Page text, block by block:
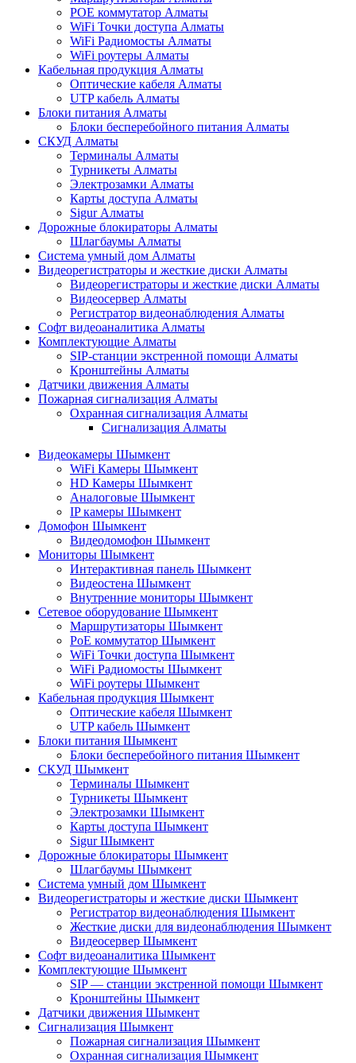
POE коммутатор Алматы
WiFi Точки доступа Алматы
WiFi Радиомосты Алматы
WiFi роутеры Алматы
Кабельная продукция Алматы
Оптические кабеля Алматы
UTP кабель Алматы
Блоки питания Алматы
Блоки бесперебойного питания Алматы
СКУД Алматы
Терминалы Алматы
Турникеты Алматы
Электрозамки Алматы
Карты доступа Алматы
Sigur Алматы
Дорожные блокираторы Алматы
Шлагбаумы Алматы
Система умный дом Алматы
Видеорегистраторы и жесткие диски Алматы
Видеорегистраторы и жесткие диски Алматы
Видеосервер Алматы
Регистратор видеонаблюдения Алматы
Софт видеоаналитика Алматы
Комплектующие Алматы
SIP-станции экстренной помощи Алматы
Кронштейны Алматы
Датчики движения Алматы
Пожарная сигнализация Алматы
Охранная сигнализация Алматы
Сигнализация Алматы
Видеокамеры Шымкент
WiFi Камеры Шымкент
HD Камеры Шымкент
Аналоговые Шымкент
IP камеры Шымкент
Домофон Шымкент
Видеодомофон Шымкент
Мониторы Шымкент
Интерактивная панель Шымкент
Видеостена Шымкент
Внутренние мониторы Шымкент
Сетевое оборудование Шымкент
Маршрутизаторы Шымкент
PoE коммутатор Шымкент
WiFi Точки доступа Шымкент
WiFi Радиомосты Шымкент
WiFi роутеры Шымкент
Кабельная продукция Шымкент
Оптические кабеля Шымкент
UTP кабель Шымкент
Блоки питания Шымкент
Блоки бесперебойного питания Шымкент
СКУД Шымкент
Терминалы Шымкент
Турникеты Шымкент
Электрозамки Шымкент
Карты доступа Шымкент
Sigur Шымкент
Дорожные блокираторы Шымкент
Шлагбаумы Шымкент
Система умный дом Шымкент
Видеорегистраторы и жесткие диски Шымкент
Регистратор видеонаблюдения Шымкент
Жесткие диски для видеонаблюдения Шымкент
Видеосервер Шымкент
Софт видеоаналитика Шымкент
Комплектующие Шымкент
SIP — станции экстренной помощи Шымкент
Кронштейны Шымкент
Датчики движения Шымкент
Сигнализация Шымкент
Пожарная сигнализация Шымкент
Охранная сигнализация Шымкент